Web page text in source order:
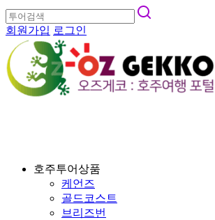
회원가입 로그인
호주투어상품
케언즈
골드코스트
브리즈번